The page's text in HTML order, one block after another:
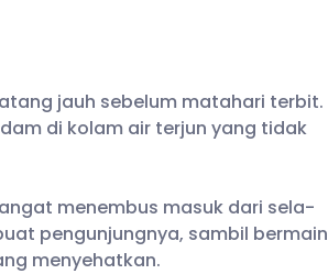
jauh sebelum matahari terbit.
di kolam air terjun yang tidak
menembus masuk dari sela-
pengunjungnya, sambil bermain
menyehatkan.